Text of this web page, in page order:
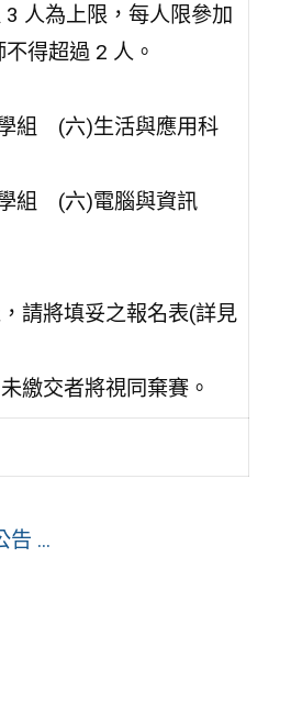
人為上限，每人限參加
得超過 2 人。
組 (六)生活與應用科
組 (六)電腦與資訊
請將填妥之報名表(詳見
繳交者將視同棄賽。
告 ...